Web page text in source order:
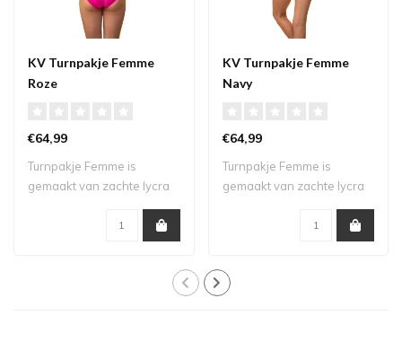
KV Turnpakje Femme
Roze
€64,99
Turnpakje Femme is
gemaakt van zachte lycra
KV Turnpakje Femme
Navy
€64,99
Turnpakje Femme is
gemaakt van zachte lycra